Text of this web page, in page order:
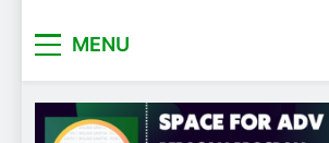
MENU